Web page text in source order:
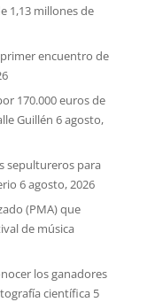
1,13 millones de
primer encuentro de
170.000 euros de
Guillén 6 agosto,
sepultureros para
6 agosto, 2026
(PMA) que
de música
los ganadores
científica 5